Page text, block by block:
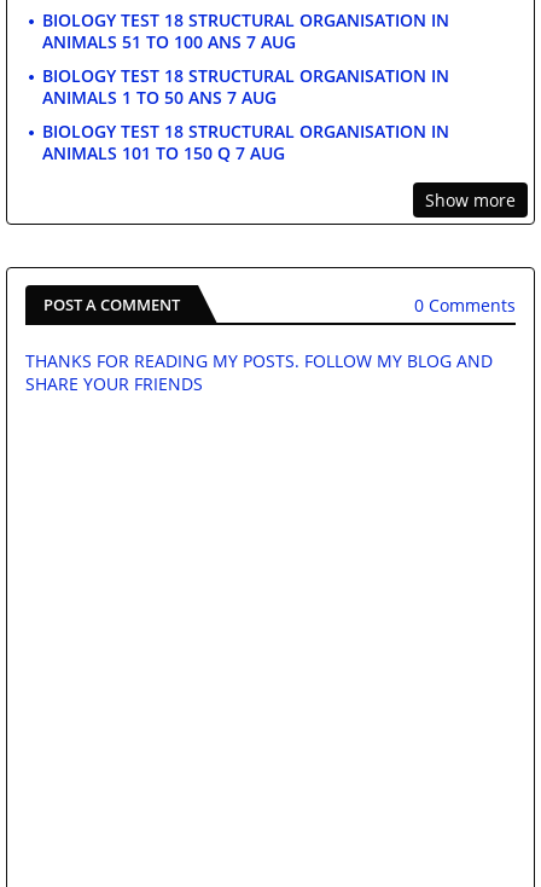
BIOLOGY TEST 18 STRUCTURAL ORGANISATION IN
ANIMALS 51 TO 100 ANS 7 AUG
BIOLOGY TEST 18 STRUCTURAL ORGANISATION IN
ANIMALS 1 TO 50 ANS 7 AUG
BIOLOGY TEST 18 STRUCTURAL ORGANISATION IN
ANIMALS 101 TO 150 Q 7 AUG
Show more
POST A COMMENT 0 Comments
THANKS FOR READING MY POSTS. FOLLOW MY BLOG AND
SHARE YOUR FRIENDS